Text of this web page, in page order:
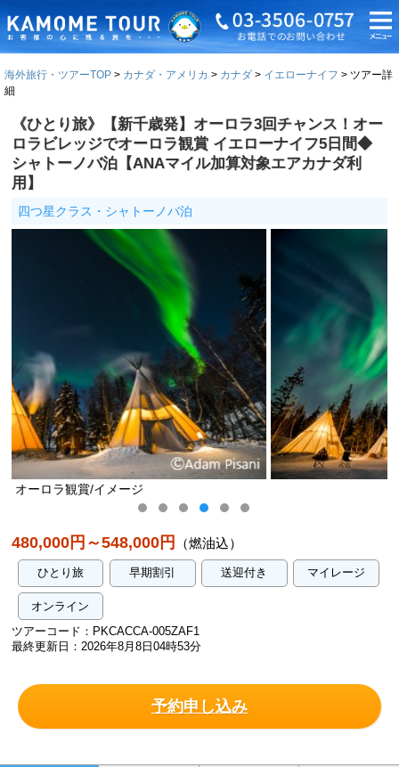
海外旅行・ツアーTOP カナダ・アメリカ カナダ イエローナイフ
ツアー詳
細
《ひとり旅》【新千歳発】オーロラ3回チャンス！オー
ロラビレッジでオーロラ観賞 イエローナイフ5日間◆
シャトーノバ泊【ANAマイル加算対象エアカナダ利
用】
四つ星クラス・シャトーノバ泊
480,000円～548,000円 （燃油込）
ひとり旅 早期割引 送迎付き マイレージ
オンライン
ツアーコード：PKCACCA-005ZAF1
最終更新日：2026年8月8日04時53分
予約申し込み